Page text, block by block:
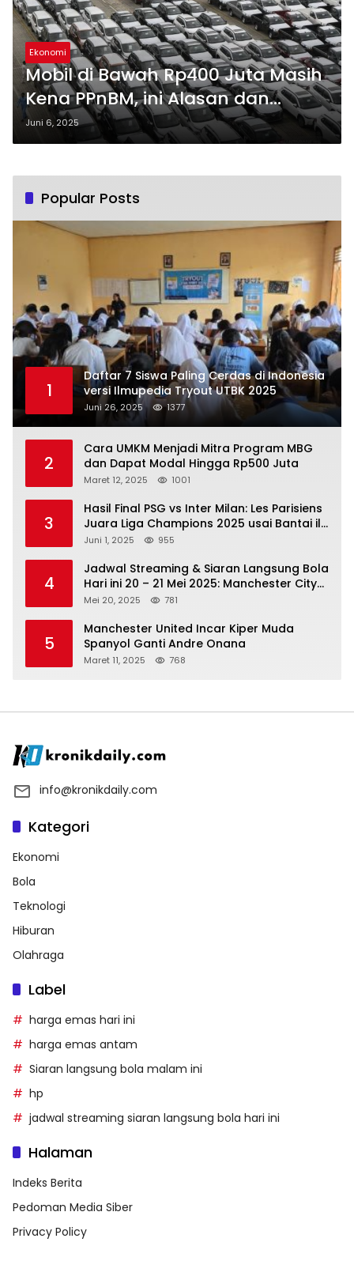
Ekonomi
Mobil di Bawah Rp400 Juta Masih
Kena PPnBM, ini Alasan dan
Dampaknya
Juni 6, 2025
Popular Posts
1
Daftar 7 Siswa Paling Cerdas di Indonesia
versi Ilmupedia Tryout UTBK 2025
Juni 26, 2025 1377
2
Cara UMKM Menjadi Mitra Program MBG
dan Dapat Modal Hingga Rp500 Juta
Maret 12, 2025 1001
3
Hasil Final PSG vs Inter Milan: Les Parisiens
Juara Liga Champions 2025 usai Bantai il
Nerazzurri
Juni 1, 2025 955
4
Jadwal Streaming & Siaran Langsung Bola
Hari ini 20 – 21 Mei 2025: Manchester City
vs Bournemouth
Mei 20, 2025 781
5
Manchester United Incar Kiper Muda
Spanyol Ganti Andre Onana
Maret 11, 2025 768
info@kronikdaily.com
Kategori
Ekonomi
Bola
Teknologi
Hiburan
Olahraga
Label
harga emas hari ini
harga emas antam
Siaran langsung bola malam ini
hp
jadwal streaming siaran langsung bola hari ini
Halaman
Indeks Berita
Pedoman Media Siber
Privacy Policy